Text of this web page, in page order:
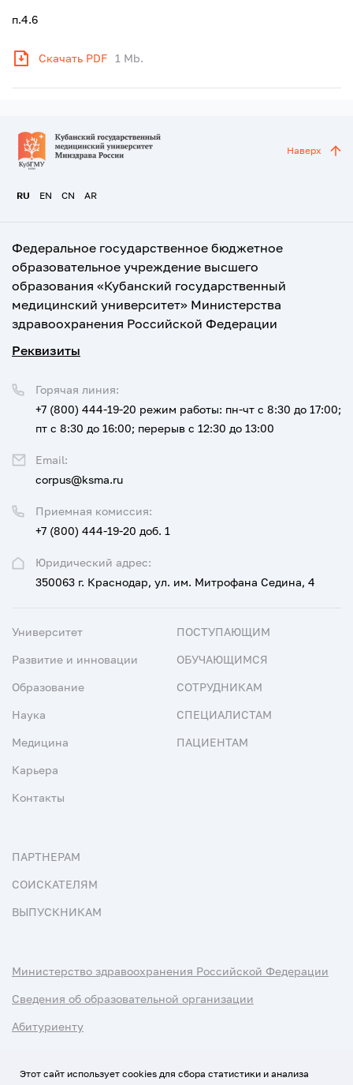
п.4.6
Скачать PDF 1 Mb.
RU EN CN AR
Наверх
Федеральное государственное бюджетное
образовательное учреждение высшего
образования «Кубанский государственный
медицинский университет» Министерства
здравоохранения Российской Федерации
Реквизиты
Юридический адрес:
350063 г. Краснодар, ул. им. Митрофана Седина, 4
Приемная комиссия:
+7 (800) 444-19-20 доб. 1
Горячая линия:
+7 (800) 444-19-20 режим работы: пн-чт с 8:30 до 17:00;
пт с 8:30 до 16:00; перерыв с 12:30 до 13:00
Email:
corpus@ksma.ru
Университет
Развитие и инновации
Образование
Наука
Медицина
Карьера
Контакты
ПОСТУПАЮЩИМ
ОБУЧАЮЩИМСЯ
СОТРУДНИКАМ
СПЕЦИАЛИСТАМ
ПАЦИЕНТАМ
ПАРТНЕРАМ
СОИСКАТЕЛЯМ
ВЫПУСКНИКАМ
Министерство здравоохранения Российской Федерации
Сведения об образовательной организации
Абитуриенту
Этот сайт использует cookies для сбора статистики и анализа